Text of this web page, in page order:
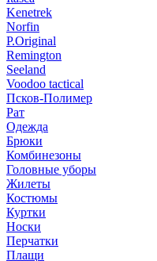
Kenetrek
Norfin
P.Original
Remington
Seeland
Voodoo tactical
Псков-Полимер
Рат
Одежда
Брюки
Комбинезоны
Головные уборы
Жилеты
Костюмы
Куртки
Носки
Перчатки
Плащи